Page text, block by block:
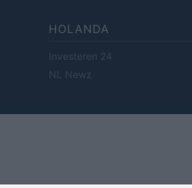
HOLANDA
Investeren 24
NL Newz